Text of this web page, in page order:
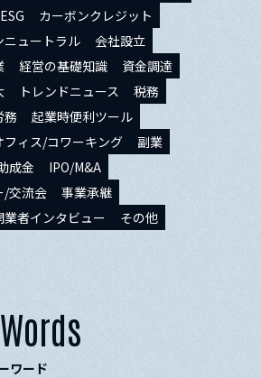
ESG
カーボンクレジット
ニュートラル
会社設立
経営の基礎知識
資金調達
トレンドニュース
税務
務
起業時便利ツール
フィス/コワーキング
副業
成金
IPO/M&A
/交流会
事業承継
業者インタビュー
その他
ワード